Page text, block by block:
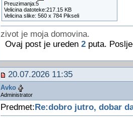
Preuzimanja:5
Velicina datoteke:217.15 KB
Velicina slike: 560 x 784 Pikseli
zivot je moja domovina.
Ovaj post je ureden 2puta.
20.07.2026 11:35
Avko
Administrator
Predmet:Re:dobro jutro, dobar